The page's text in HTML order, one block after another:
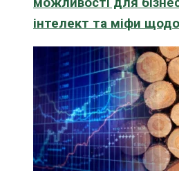
інтелект та міфи